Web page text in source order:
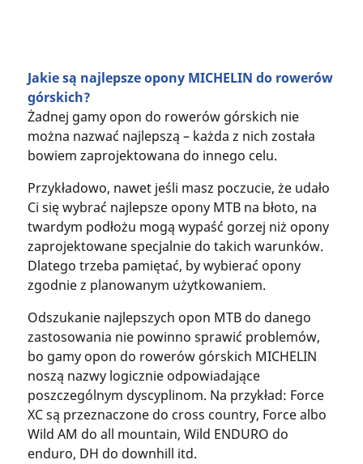
Jakie są najlepsze opony MICHELIN do rowerów
górskich?
Żadnej gamy opon do rowerów górskich nie
można nazwać najlepszą – każda z nich została
bowiem zaprojektowana do innego celu.
Przykładowo, nawet jeśli masz poczucie, że udało
Ci się wybrać najlepsze opony MTB na błoto, na
twardym podłożu mogą wypaść gorzej niż opony
zaprojektowane specjalnie do takich warunków.
Dlatego trzeba pamiętać, by wybierać opony
zgodnie z planowanym użytkowaniem.
Odszukanie najlepszych opon MTB do danego
zastosowania nie powinno sprawić problemów,
bo gamy opon do rowerów górskich MICHELIN
noszą nazwy logicznie odpowiadające
poszczególnym dyscyplinom. Na przykład: Force
XC są przeznaczone do cross country, Force albo
Wild AM do all mountain, Wild ENDURO do
enduro, DH do downhill itd.